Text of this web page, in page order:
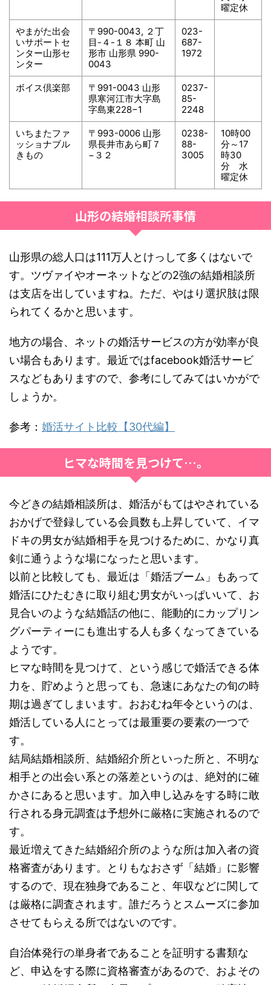
曜定休
やまがた出会
いサポートセ
ンター山形セ
ンター
〒990-0043, ２丁
目-４-１８ 本町 山
形市 山形県 990-
0043
023-
687-
1972
ボイス倶楽部
〒991-0043 山形
県寒河江市大字島
字島東228−1
0237-
85-
2248
いちまたファ
ッショナブル
きもの
〒993-0006 山形
県長井市あら町７
−３２
0238-
88-
3005
10時00
分～17
時30
分 水
曜定休
山形の結婚相談所事情
山形県の総人口は111万人とけっして多くはないで
す。ツヴァイやオーネットなどの2強の結婚相談所
は支店を出していますね。ただ、やはり選択肢は限
られてくるかと思います。
地方の場合、ネットの婚活サービスの方が効率が良
い場合もあります。最近ではfacebook婚活サービ
スなどもありますので、参考にしてみてはいかがで
しょうか。
参考： 婚活サイト比較【30代編】
ヒマな時間を見つけて…。
今どきの結婚相談所は、婚活がもてはやされている
おかげで登録している会員数も上昇していて、イマ
ドキの男女が結婚相手を見つけるために、かなり真
剣に通うような場になったと思います。
以前と比較しても、最近は「婚活ブーム」もあって
婚活にひたむきに取り組む男女がいっぱいいて、お
見合いのような結婚話の他に、能動的にカップリン
グパーティーにも進出する人も多くなってきている
ようです。
ヒマな時間を見つけて、という感じで婚活できる体
力を、貯めようと思っても、急速にあなたの旬の時
期は過ぎてしまいます。おおむね年令というのは、
婚活している人にとっては最重要の要素の一つで
す。
結局結婚相談所、結婚紹介所といった所と、不明な
相手との出会い系との落差というのは、絶対的に確
かさにあると思います。加入申し込みをする時に敢
行される身元調査は予想外に厳格に実施されるので
す。
最近増えてきた結婚紹介所のような所は加入者の資
格審査があります。とりもなおさず「結婚」に影響
するので、現在独身であること、年収などに関して
は厳格に調査されます。誰だろうとスムーズに参加
させてもらえる所ではないのです。
自治体発行の単身者であることを証明する書類な
ど、申込をする際に資格審査があるので、およその